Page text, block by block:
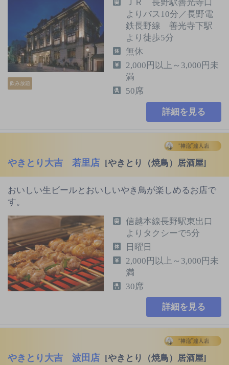
飲み放題
ＪＲ 長野駅善光寺口
よりバス10分／長野電
鉄長野線 善光寺下駅
より徒歩5分
無休
2,000円以上～3,000円未
満
50席
詳細を見る
やきとり大吉 若里店 [やきとり（焼鳥）居酒屋]
おいしい生ビールとおいしいやき鳥が楽しめるお店で
す。
信越本線長野駅東出口
よりタクシーで5分
日曜日
2,000円以上～3,000円未
満
30席
詳細を見る
やきとり大吉 波田店 [やきとり（焼鳥）居酒屋]